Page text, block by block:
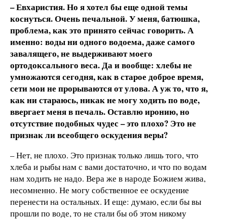
– Евхаристия. Но я хотел бы еще одной темы
коснуться. Очень печальной. У меня, батюшка,
проблема, как это принято сейчас говорить. А
именно: воды ни одного водоема, даже самого
завалящего, не выдерживают моего
ортодоксального веса. Да и вообще: хлебы не
умножаются сегодня, как в старое доброе время,
сети мои не прорываются от улова. А уж то, что я,
как ни стараюсь, никак не могу ходить по воде,
ввергает меня в печаль. Оставлю иронию, но
отсутствие подобных чудес – это плохо? Это не
признак ли всеобщего оскудения веры?
– Нет, не плохо. Это признак только лишь того, что
хлеба и рыбы нам с вами достаточно, и что по водам
нам ходить не надо. Вера же в народе Божием жива,
несомненно. Не могу собственное ее оскудение
перенести на остальных. И еще: думаю, если бы вы
прошли по воде, то не стали бы об этом никому